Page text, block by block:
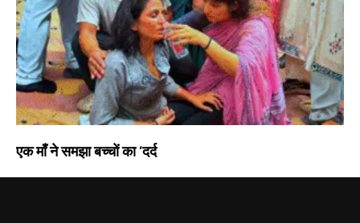
एक माँ ने समझा बच्चों का ‘दर्द